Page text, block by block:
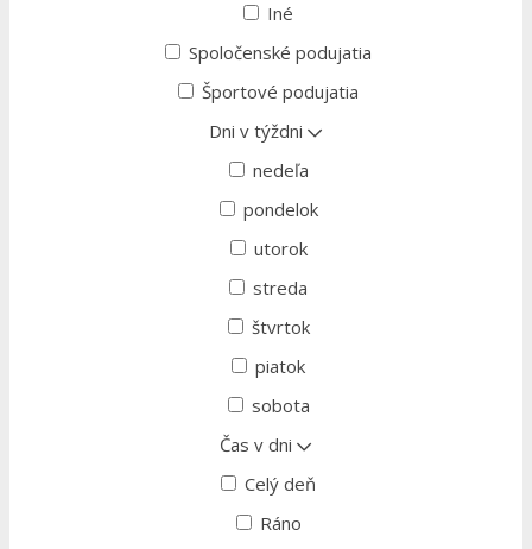
Iné
Spoločenské podujatia
Športové podujatia
Dni v týždni
nedeľa
pondelok
utorok
streda
štvrtok
piatok
sobota
Čas v dni
Celý deň
Ráno